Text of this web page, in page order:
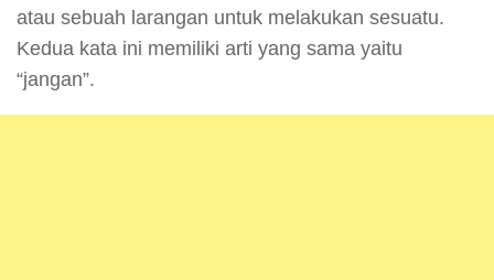
atau sebuah larangan untuk melakukan sesuatu.
Kedua kata ini memiliki arti yang sama yaitu
“jangan”.